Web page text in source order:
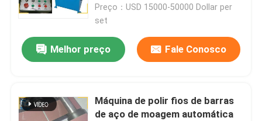
Preço：USD 15000-50000 Dollar per
set
Melhor preço Fale Conosco
Máquina de polir fios de barras
de aço de moagem automática